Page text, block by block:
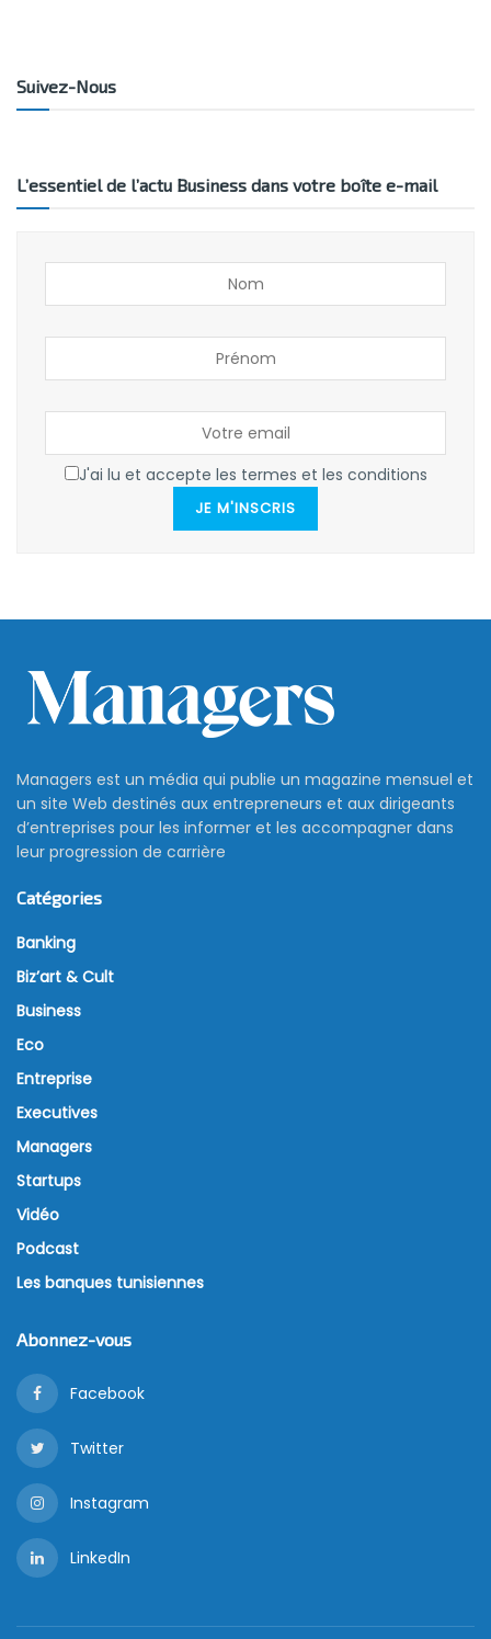
Suivez-Nous
L’essentiel de l’actu Business dans votre boîte e-mail
J'ai lu et accepte les termes et les conditions
JE M'INSCRIS
Managers est un média qui publie un magazine mensuel et
un site Web destinés aux entrepreneurs et aux dirigeants
d’entreprises pour les informer et les accompagner dans
leur progression de carrière
Catégories
Banking
Biz’art & Cult
Business
Eco
Entreprise
Executives
Managers
Startups
Vidéo
Podcast
Les banques tunisiennes
Abonnez-vous
Facebook
Twitter
Instagram
LinkedIn